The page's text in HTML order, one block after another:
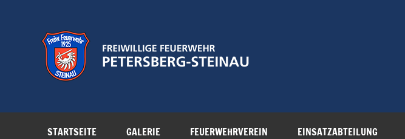
STARTSEITE GALERIE FEUERWEHRVEREIN EINSATZABTEILUNG